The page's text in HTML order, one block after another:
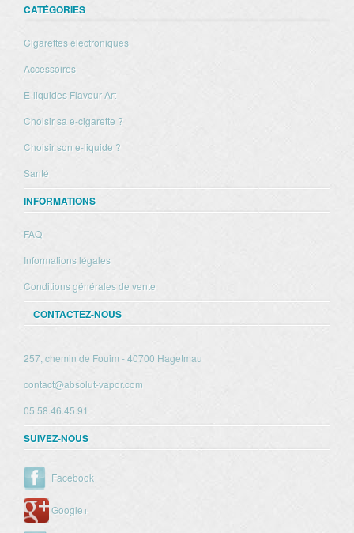
CATÉGORIES
Cigarettes électroniques
Accessoires
E-liquides Flavour Art
Choisir sa e-cigarette ?
Choisir son e-liquide ?
Santé
INFORMATIONS
FAQ
Informations légales
Conditions générales de vente
CONTACTEZ-NOUS
257, chemin de Fouim - 40700 Hagetmau
contact@absolut-vapor.com
05.58.46.45.91
SUIVEZ-NOUS
Facebook
Google+